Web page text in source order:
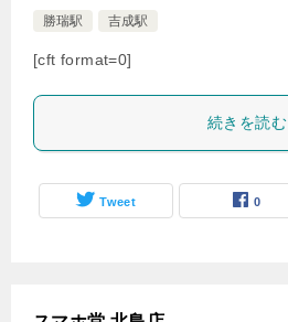
勝瑞駅 吉成駅
[cft format=0]
続きを読む
Tweet 0